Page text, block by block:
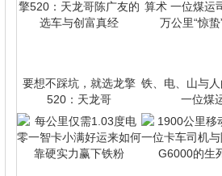
要想不踩坑，就选龙擎
520：天龙哥
铁、电、山与
一位煤